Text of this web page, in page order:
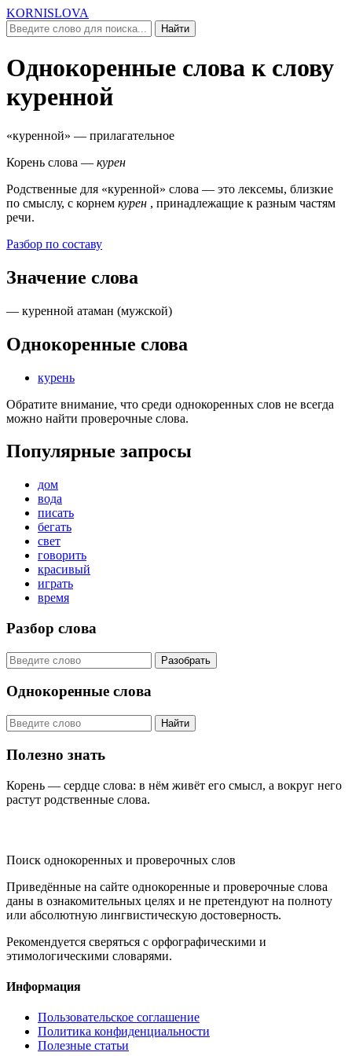
KORNISLOVA
Найти
Однокоренные слова к слову
куренной
«куренной» — прилагательное
Корень слова — курен
Родственные для «куренной» слова — это лексемы, близкие
по смыслу, c корнем курен , принадлежащие к разным частям
речи.
Разбор по составу
Значение слова
— куренной атаман (мужской)
Однокоренные слова
курень
Обратите внимание, что среди однокоренных слов не всегда
можно найти проверочные слова.
Популярные запросы
дом
вода
писать
бегать
свет
говорить
красивый
играть
время
Разбор слова
Разобрать
Однокоренные слова
Найти
Полезно знать
Корень — сердце слова: в нём живёт его смысл, а вокруг него
растут родственные слова.
Поиск однокоренных и проверочных слов
Приведённые на сайте однокоренные и проверочные слова
даны в ознакомительных целях и не претендуют на полноту
или абсолютную лингвистическую достоверность.
Рекомендуется сверяться с орфографическими и
этимологическими словарями.
Информация
Пользовательское соглашение
Политика конфиденциальности
Полезные статьи